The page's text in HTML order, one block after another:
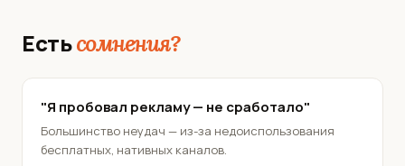
Естьсомнения?
"Я пробовал рекламу — не сработало"
Большинство неудач — из-за недоиспользования
бесплатных, нативных каналов.